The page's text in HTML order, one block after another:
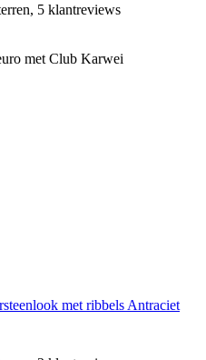
5 klantreviews
met Club Karwei
met ribbels Antraciet